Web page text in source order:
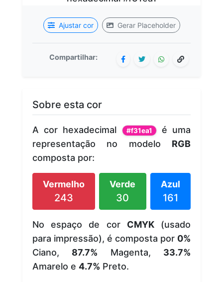
Ajustar cor Gerar Placeholder
Compartilhar:
Sobre esta cor
A cor hexadecimal #f31ea1
é uma
representação no modelo RGB
composta por:
Vermelho
243
Verde
30
Azul
161
No espaço de cor CMYK(usado
para impressão), é composta por 0%
Ciano, 87.7% Magenta, 33.7%
Amarelo e 4.7% Preto.